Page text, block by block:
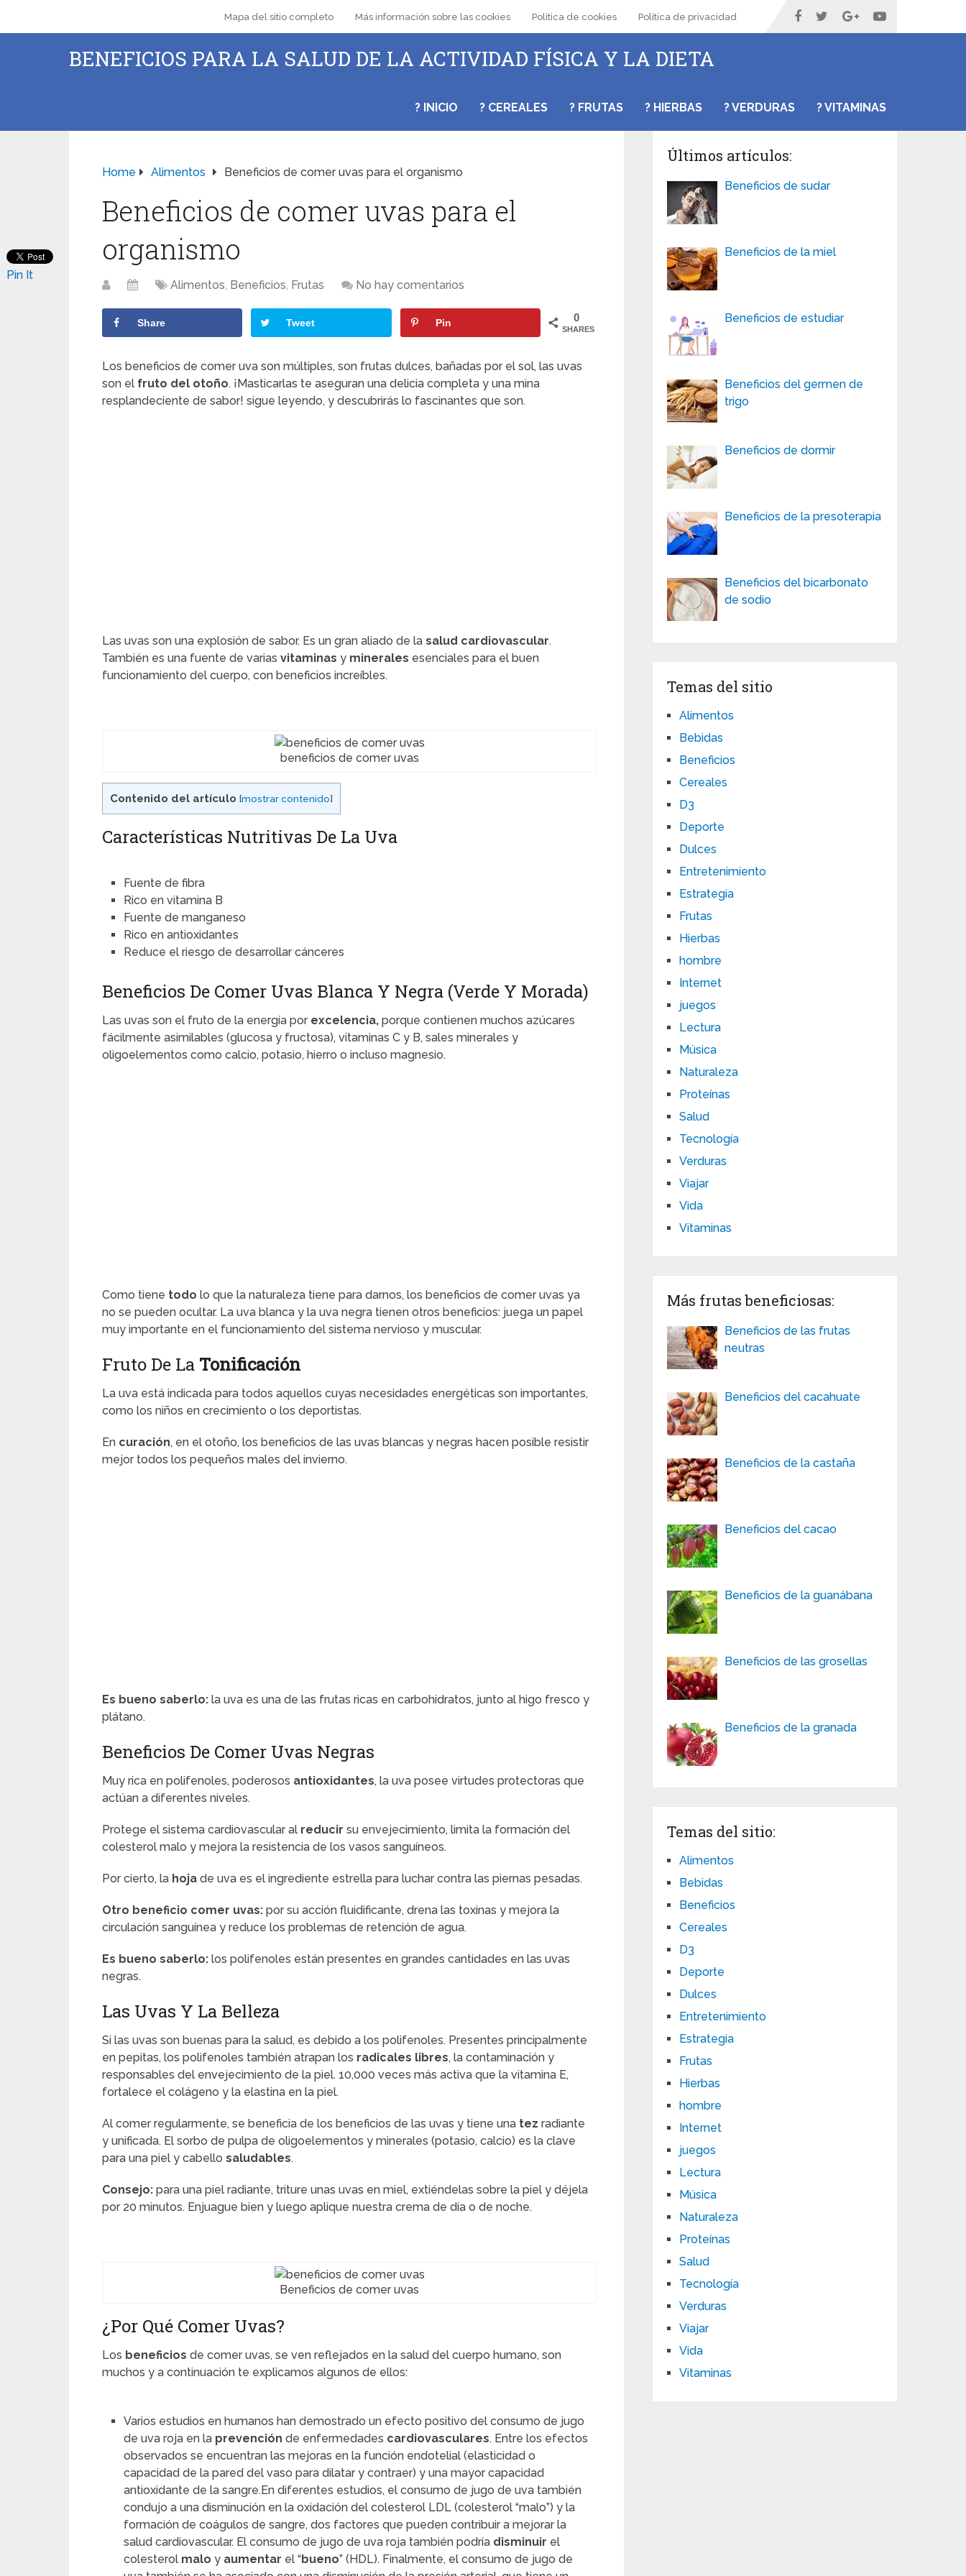
Mapa del sitio completo Más información sobre las cookies Política de cookies Política de privacidad
BENEFICIOS PARA LA SALUD DE LA ACTIVIDAD FÍSICA Y LA DIETA
? INICIO ? CEREALES ? FRUTAS ? HIERBAS ? VERDURAS ? VITAMINAS
Home Alimentos Beneficios de comer uvas para el organismo
Beneficios de comer uvas para el
organismo
Alimentos, Beneficios, Frutas No hay comentarios
0
SHARES
Share Tweet Pin
Los beneficios de comer uva son múltiples, son frutas dulces, bañadas por el sol, las uvas
son el fruto del otoño. ¡Masticarlas te aseguran una delicia completa y una mina
resplandeciente de sabor! sigue leyendo, y descubrirás lo fascinantes que son.
Las uvas son una explosión de sabor. Es un gran aliado de la salud cardiovascular.
También es una fuente de varias vitaminas y minerales esenciales para el buen
funcionamiento del cuerpo, con beneficios increíbles.
beneficios de comer uvas
Contenido del artículo [mostrar contenido]
Características Nutritivas De La Uva
Fuente de fibra
Rico en vitamina B
Fuente de manganeso
Rico en antioxidantes
Reduce el riesgo de desarrollar cánceres
Beneficios De Comer Uvas Blanca Y Negra (Verde Y Morada)
Las uvas son el fruto de la energía por excelencia, porque contienen muchos azúcares
fácilmente asimilables (glucosa y fructosa), vitaminas C y B, sales minerales y
oligoelementos como calcio, potasio, hierro o incluso magnesio.
Como tiene todo lo que la naturaleza tiene para darnos, los beneficios de comer uvas ya
no se pueden ocultar. La uva blanca y la uva negra tienen otros beneficios: juega un papel
muy importante en el funcionamiento del sistema nervioso y muscular.
Fruto De La Tonificación
La uva está indicada para todos aquellos cuyas necesidades energéticas son importantes,
como los niños en crecimiento o los deportistas.
En curación, en el otoño, los beneficios de las uvas blancas y negras hacen posible resistir
mejor todos los pequeños males del invierno.
Es bueno saberlo: la uva es una de las frutas ricas en carbohidratos, junto al higo fresco y
plátano.
Beneficios De Comer Uvas Negras
Muy rica en polifenoles, poderosos antioxidantes, la uva posee virtudes protectoras que
actúan a diferentes niveles.
Protege el sistema cardiovascular al reducir su envejecimiento, limita la formación del
colesterol malo y mejora la resistencia de los vasos sanguíneos.
Por cierto, la hoja de uva es el ingrediente estrella para luchar contra las piernas pesadas.
Otro beneficio comer uvas: por su acción fluidificante, drena las toxinas y mejora la
circulación sanguínea y reduce los problemas de retención de agua.
Es bueno saberlo: los polifenoles están presentes en grandes cantidades en las uvas
negras.
Las Uvas Y La Belleza
Si las uvas son buenas para la salud, es debido a los polifenoles. Presentes principalmente
en pepitas, los polifenoles también atrapan los radicales libres, la contaminación y
responsables del envejecimiento de la piel. 10,000 veces más activa que la vitamina E,
fortalece el colágeno y la elastina en la piel.
Al comer regularmente, se beneficia de los beneficios de las uvas y tiene una tez radiante
y unificada. El sorbo de pulpa de oligoelementos y minerales (potasio, calcio) es la clave
para una piel y cabello saludables.
Consejo: para una piel radiante, triture unas uvas en miel, extiéndelas sobre la piel y déjela
por 20 minutos. Enjuague bien y luego aplique nuestra crema de día o de noche.
Beneficios de comer uvas
¿Por Qué Comer Uvas?
Los beneficios de comer uvas, se ven reflejados en la salud del cuerpo humano, son
muchos y a continuación te explicamos algunos de ellos:
Varios estudios en humanos han demostrado un efecto positivo del consumo de jugo
de uva roja en la prevención de enfermedades cardiovasculares. Entre los efectos
observados se encuentran las mejoras en la función endotelial (elasticidad o
capacidad de la pared del vaso para dilatar y contraer) y una mayor capacidad
antioxidante de la sangre.En diferentes estudios, el consumo de jugo de uva también
condujo a una disminución en la oxidación del colesterol LDL (colesterol “malo”) y la
formación de coágulos de sangre, dos factores que pueden contribuir a mejorar la
salud cardiovascular. El consumo de jugo de uva roja también podría disminuir el
colesterol malo y aumentar el “bueno” (HDL). Finalmente, el consumo de jugo de
Pin It
Últimos artículos:
Beneficios de sudar
Beneficios de la miel
Beneficios de estudiar
Beneficios del germen de
trigo
Beneficios de dormir
Beneficios de la presoterapia
Beneficios del bicarbonato
de sodio
Temas del sitio
Alimentos
Bebidas
Beneficios
Cereales
D3
Deporte
Dulces
Entretenimiento
Estrategia
Frutas
Hierbas
hombre
Internet
juegos
Lectura
Música
Naturaleza
Proteínas
Salud
Tecnología
Verduras
Viajar
Vida
Vitaminas
Más frutas beneficiosas:
Beneficios de las frutas
neutras
Beneficios del cacahuate
Beneficios de la castaña
Beneficios del cacao
Beneficios de la guanábana
Beneficios de las grosellas
Beneficios de la granada
Temas del sitio:
Alimentos
Bebidas
Beneficios
Cereales
D3
Deporte
Dulces
Entretenimiento
Estrategia
Frutas
Hierbas
hombre
Internet
juegos
Lectura
Música
Naturaleza
Proteínas
Salud
Tecnología
Verduras
Viajar
Vida
Vitaminas